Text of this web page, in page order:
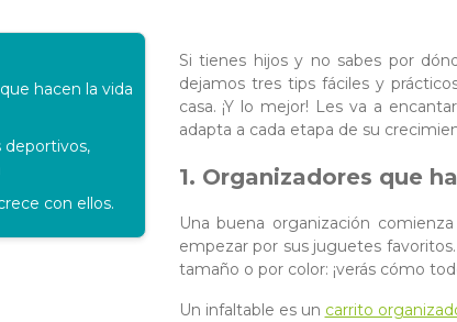
hacen la vida
deportivos,
con ellos.
Si tienes hijos y no sabes por
dejamos tres tips fáciles y
casa. ¡Y lo mejor! Les va a
adapta a cada etapa de su
1. Organizadores que
Una buena organización
empezar por sus juguetes
tamaño o por color: ¡verás cómo
Un infaltable es un carrito